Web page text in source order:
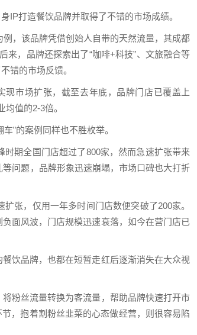
IP打造餐饮品牌并取得了不错的市场成绩。
，该品牌凭借创始人自带的天然流量，其成都
来，品牌还探索出了“咖啡+科技”、文旅融合等
错的市场反馈。
现市场扩张，截至去年底，品牌门店已覆盖上
值的2-3倍。
”的案例同样也不胜枚举。
期全国门店超过了800家，然而急速扩张带来
问题，品牌形象迅速崩塌，市场口碑也大打折
张，仅用一年多时间门店数便突破了200家。
面风波，门店规模迅速衰落，如今在营门店已
饮品牌，也都在短暂走红后逐渐消失在大众视
粉丝流量转换为客流量，帮助品牌快速打开市
，抱着割粉丝韭菜的心态做经营，则很容易陷